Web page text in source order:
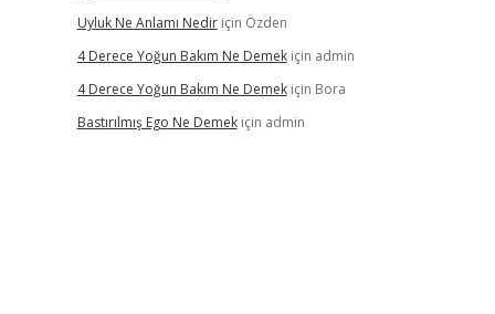
Uyluk Ne Anlamı Nediriçin Özden
4 Derece Yoğun Bakım Ne Demekiçin admin
4 Derece Yoğun Bakım Ne Demekiçin Bora
Bastırılmış Ego Ne Demekiçin admin